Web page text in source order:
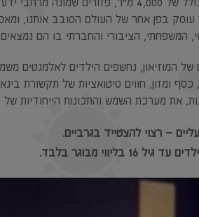
עוסק בפן אחר של העולם הסובב אותנו,
המשפחתי, הציבורי והחברתי בו הם
המוזיאון, נחשפים הילדים לאלמנטים
כסף ומזון, חווים סיטואציות של תקשורת
את מערכת השמש והתכונות הייחודיות
– רצוי להצטייד בגרביים.
מבוגר בלבד.